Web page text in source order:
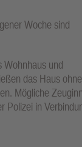
Woche sind
Wohnhaus und
das Haus ohne
Mögliche
Polizei in